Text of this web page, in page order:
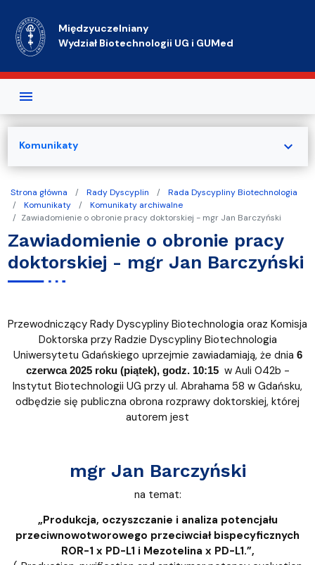
Międzyuczelniany
Wydział Biotechnologii UG i GUMed
Strona główna Rady Dyscyplin
Rada Dyscypliny Biotechnologia
Komunikaty
Komunikaty archiwalne
Zawiadomienie o obronie pracy doktorskiej - mgr Jan Barczyński
Zawiadomienie o obronie pracy
doktorskiej - mgr Jan Barczyński
Przewodniczący Rady Dyscypliny Biotechnologia oraz Komisja
Doktorska przy Radzie Dyscypliny Biotechnologia
Uniwersytetu Gdańskiego uprzejmie zawiadamiają, że dnia 6
czerwca 2025 roku (piątek), godz. 10:15 w Auli 042b -
Instytut Biotechnologii UG przy ul. Abrahama 58 w Gdańsku,
odbędzie się publiczna obrona rozprawy doktorskiej, której
autorem jest
mgr Jan Barczyński
na temat:
„Produkcja, oczyszczanie i analiza potencjału
przeciwnowotworowego przeciwciał bispecyficznych
ROR-1 x PD-L1 i Mezotelina x PD-L1.”,
Komunikaty expand_more